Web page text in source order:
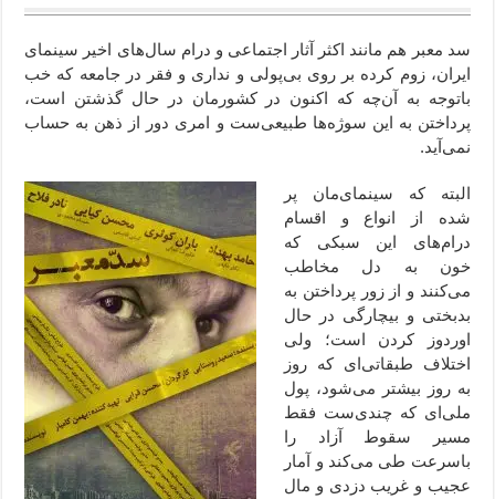
سد معبر هم مانند اکثر آثار اجتماعی و درام سال‌های اخیر سینمای
ایران، زوم کرده بر روی بی‌پولی و نداری و فقر در جامعه که خب
باتوجه به آن‌چه که اکنون در کشورمان در حال گذشتن است،
پرداختن به این سوژه‌‌ها طبیعی‌ست و امری دور از ذهن به حساب
نمی‌آید.
البته که سینمای‌مان پر
شده از انواع و اقسام
درام‌‌های این سبکی که
خون به دل مخاطب
می‌کنند و از زور پرداختن به
بدبختی و بیچارگی در حال
اوردوز کردن است؛ ولی
اختلاف طبقاتی‌ای که روز
به روز بیشتر می‌شود، پول
ملی‌ای که چندی‌ست فقط
مسیر سقوط آزاد را
باسرعت طی می‌کند و آمار
عجیب و غریب دزدی و مال